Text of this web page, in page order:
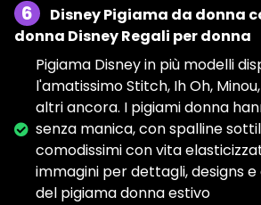
6
Disney Pigiama da donna
donna Disney Regali per donna
Pigiama Disney in più modelli
l'amatissimo Stitch, Ih Oh,
altri ancora. I pigiami donna
senza manica, con spalline
comodissimi con vita
immagini per dettagli, designs
del pigiama donna estivo